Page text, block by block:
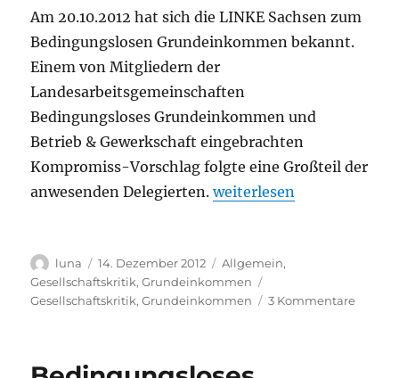
Am 20.10.2012 hat sich die LINKE Sachsen zum
Bedingungslosen Grundeinkommen bekannt.
Einem von Mitgliedern der
Landesarbeitsgemeinschaften
Bedingungsloses Grundeinkommen und
Betrieb & Gewerkschaft eingebrachten
Kompromiss-Vorschlag folgte eine Großteil der
anwesenden Delegierten.„LINKEN Sachsen
weiterlesen
Autor
luna
Veröffentlicht
am
14. Dezember 2012 Kategorien
Allgemein,
Gesellschaftskritik,Grundeinkommen
Gesellschaftskritik,Grundeinkommen 3 Kommentarezu